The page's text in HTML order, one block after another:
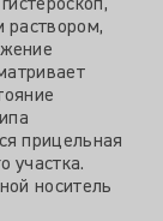
раствором,
прицельная
участка.
носитель